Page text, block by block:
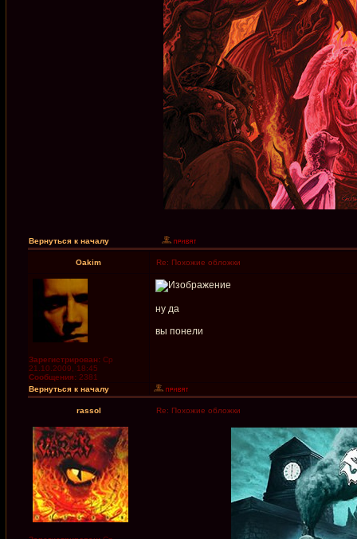
Вернуться к началу
Oakim Re: Похожие обложки
Зарегистрирован: Ср
21.10.2009, 18:45
Сообщения: 2381
ну да
вы понели
Вернуться к началу
rassol Re: Похожие обложки